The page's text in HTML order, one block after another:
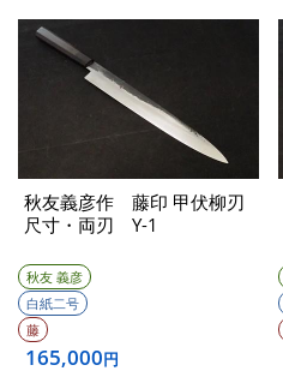
秋友義彦作 藤印 甲伏柳刃
尺寸・両刃 Y-1
秋友 義彦
白紙二号
藤
165,000円